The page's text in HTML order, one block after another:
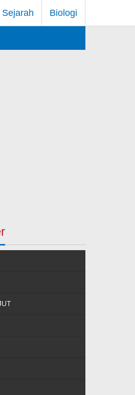
Sejarah Biologi